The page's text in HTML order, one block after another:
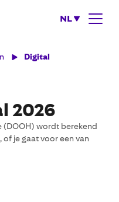
NL
Digital
2026
(DOOH) wordt berekend
of je gaat voor een van